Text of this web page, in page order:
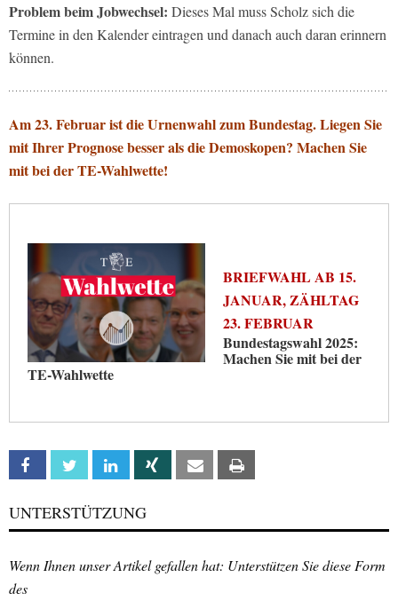
Problem beim Jobwechsel: Dieses Mal muss Scholz sich die
Termine in den Kalender eintragen und danach auch daran erinnern
können.
Am 23. Februar ist die Urnenwahl zum Bundestag. Liegen Sie
mit Ihrer Prognose besser als die Demoskopen? Machen Sie
mit bei der TE-Wahlwette!
BRIEFWAHL AB 15.
JANUAR, ZÄHLTAG
23. FEBRUAR
Bundestagswahl 2025:
Machen Sie mit bei der
TE-Wahlwette
Facebook Twitter Linkedin Xing Email
UNTERSTÜTZUNG
Wenn Ihnen unser Artikel gefallen hat: Unterstützen Sie diese Form
des